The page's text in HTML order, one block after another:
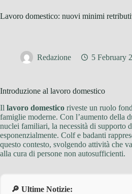
Lavoro domestico: nuovi minimi
Redazione 5 February
Introduzione al lavoro domestico
Il lavoro domestico riveste un ruolo
famiglie moderne. Con l’aumento della
nuclei familiari, la necessità di supporto
esponenzialmente. Colf e badanti
questo contesto, svolgendo attività che
alla cura di persone non autosufficienti.
🔎 Ultime Notizie: